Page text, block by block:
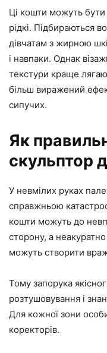
Ці кошти можуть бути
рідкі. Підбираються
дівчатам з жирною
і навпаки. Однак
текстури краще
більш виражений
сипучих.
Як
скульптор
У невмілих руках
справжньою
кошти можуть до
сторону, а неакуратно
можуть створити
Тому запорука
розтушовування і
Для кожної зони
коректорів.